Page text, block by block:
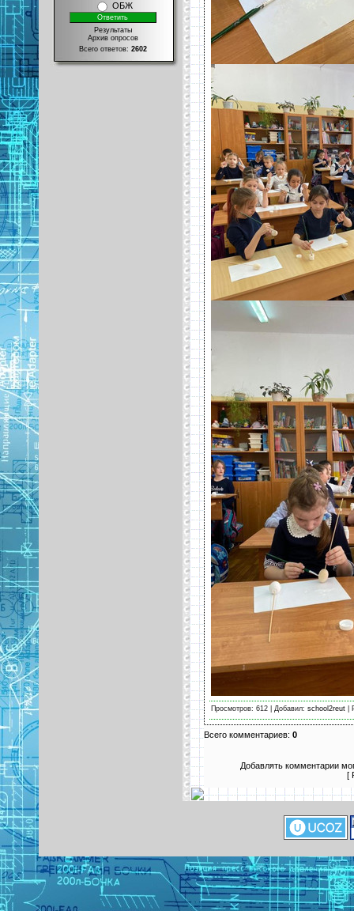
ОБЖ
Результаты
Архив опросов
Всего ответов: 2602
Просмотров: 612 | Добавил: school2reut |
Всего комментариев: 0
Добавлять комментарии
[